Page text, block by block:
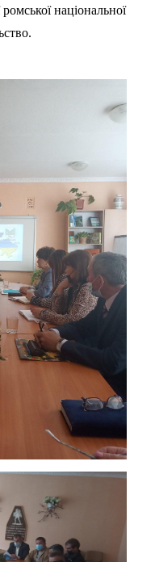
ромської національної